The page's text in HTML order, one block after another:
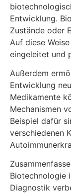
Entwicklung.
Zustände oder
Auf diese
eingeleitet und
Außerdem
Entwicklung
Medikamente
Mechanismen
Beispiel dafür
verschiedenen
Biotechnologie
Diagnostik